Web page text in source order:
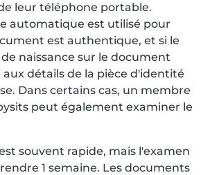
leur téléphone portable.
automatique est utilisé pour
est authentique, et si le
naissance sur le document
détails de la pièce d'identité
Dans certains cas, un membre
peut également examiner le
souvent rapide, mais l'examen
1 semaine. Les documents